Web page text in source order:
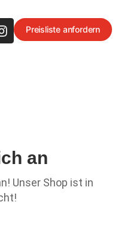
Preisliste anfordern
an
Unser Shop ist in